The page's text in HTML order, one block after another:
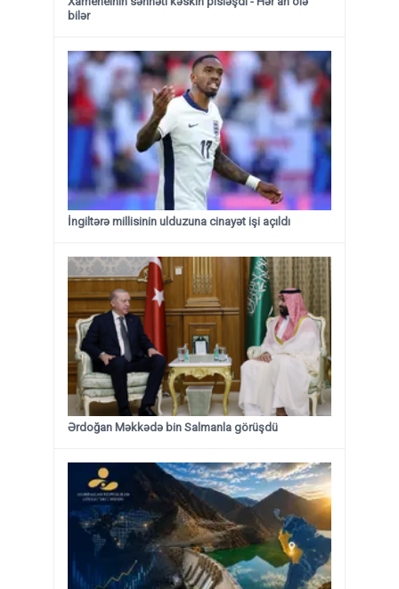
bilər
İngiltərə millisinin ulduzuna cinayət işi açıldı
Ərdoğan Məkkədə bin Salmanla görüşdü